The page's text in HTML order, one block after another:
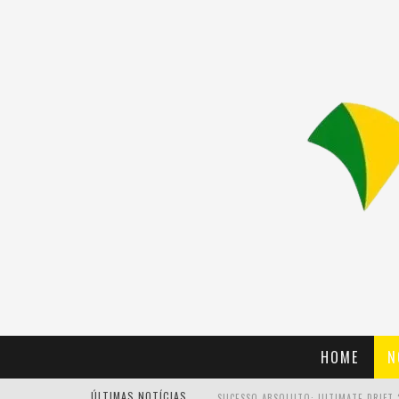
HOME
ÚLTIMAS NOTÍCIAS